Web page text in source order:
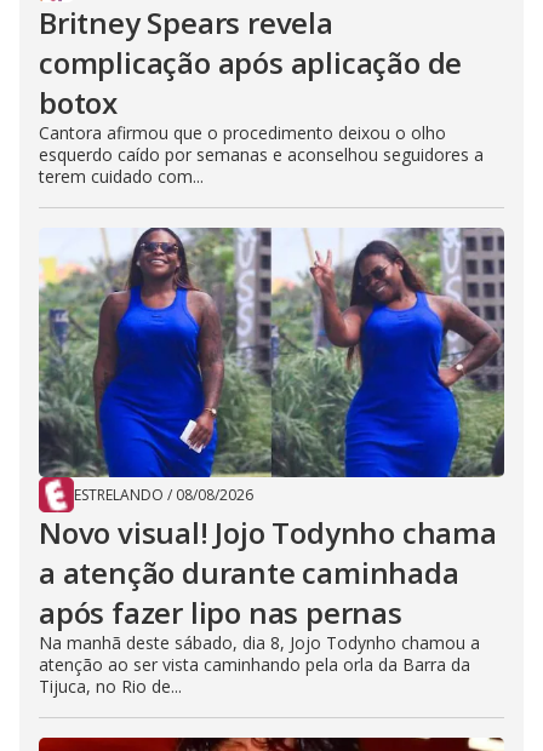
Britney Spears revela
complicação após aplicação de
botox
Cantora afirmou que o procedimento deixou o olho
esquerdo caído por semanas e aconselhou seguidores a
terem cuidado com...
ESTRELANDO / 08/08/2026
Novo visual! Jojo Todynho chama
a atenção durante caminhada
após fazer lipo nas pernas
Na manhã deste sábado, dia 8, Jojo Todynho chamou a
atenção ao ser vista caminhando pela orla da Barra da
Tijuca, no Rio de...